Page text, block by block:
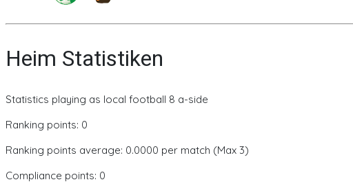
Heim Statistiken
Statistics playing as local football 8 a-side
Ranking points: 0
Ranking points average: 0.0000 per match (Max 3)
Compliance points: 0